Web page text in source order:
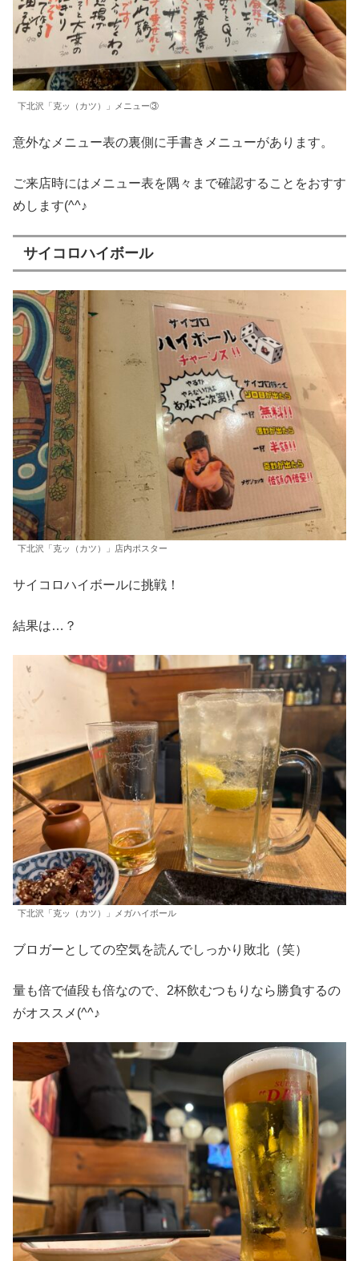
下北沢「克ッ（カツ）」メニュー③
意外なメニュー表の裏側に手書きメニューがあります。
ご来店時にはメニュー表を隅々まで確認することをおすす
めします(^^♪
サイコロハイボール
下北沢「克ッ（カツ）」店内ポスター
サイコロハイボールに挑戦！
結果は…？
下北沢「克ッ（カツ）」メガハイボール
ブロガーとしての空気を読んでしっかり敗北（笑）
量も倍で値段も倍なので、2杯飲むつもりなら勝負するの
がオススメ(^^♪